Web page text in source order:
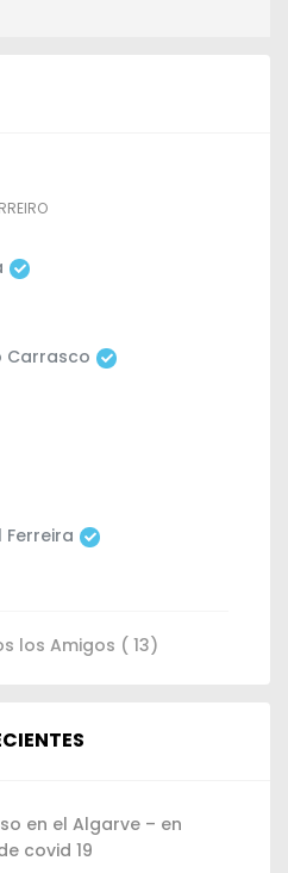
Carrasco
Ferreira
los Amigos ( 13)
en el Algarve – en
covid 19